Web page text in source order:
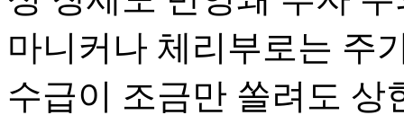
마니커나 체리부로는 주
수급이 조금만 쏠려도 상